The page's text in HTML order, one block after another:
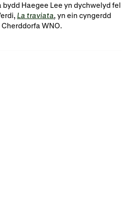
bydd Haegee Lee yn dychwelyd fel
La traviata, yn ein cyngerdd
WNO.